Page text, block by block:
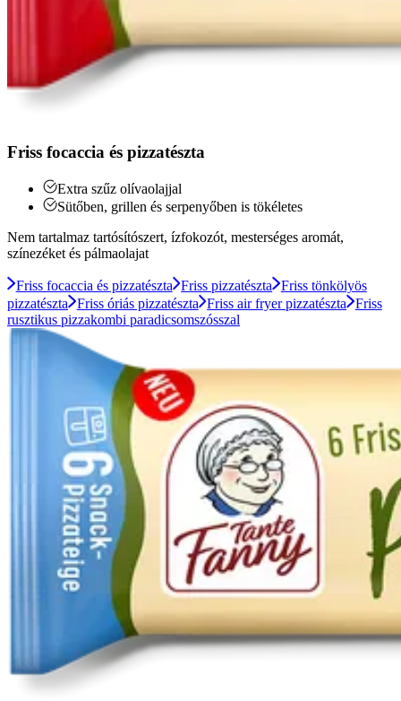
Friss focaccia és pizzatészta
Extra szűz olívaolajjal
Sütőben, grillen és serpenyőben is tökéletes
Nem tartalmaz tartósítószert, ízfokozót, mesterséges aromát,
színezéket és pálmaolajat
Friss focaccia és pizzatészta Friss pizzatészta Friss tönkölyös
pizzatészta
Friss óriás pizzatészta Friss air fryer pizzatészta Friss
rusztikus pizzakombi paradicsomszósszal